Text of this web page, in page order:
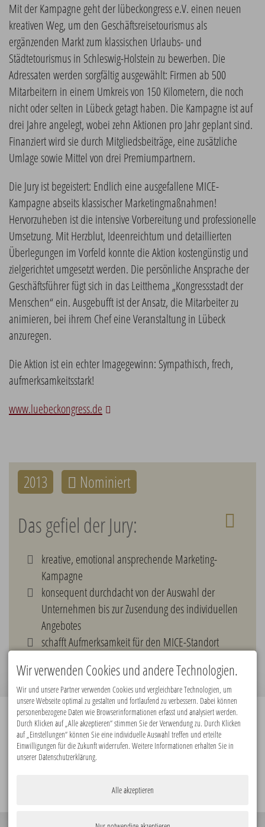
Mit der Kampagne geht der lübeckongress e.V. einen neuen
kreativen Weg, um den Geschäftsreisetourismus als
ergänzenden Markt zum klassischen Urlaubs- und
Städtetourismus in Schleswig-Holstein zu bewerben. Die
Adressaten werden sorgfältig ausgewählt: Firmen ab 500
Mitarbeitern in einem Umkreis von 150 Kilometern, die noch
nicht oder selten in Lübeck getagt haben. Die Kampagne ist auf
drei Jahre angelegt, wobei zehn Aktionen pro Jahr geplant sind.
Finanziert wird sie durch Mitgliedsbeiträge, eine zusätzliche
Umlage sowie Mittel von drei Premiumpartnern.
Die Jury ist begeistert: Endlich eine ausgefallene MICE-
Kampagne abseits klassischer Marketingmaßnahmen!
Hervorzuheben ist die intensive Vorbereitung und professionelle
Umsetzung. Mit Herzblut, Ideenreichtum und detaillierten
Überlegungen im Vorfeld konnte die Aktion kostengünstig und
zielgerichtet umgesetzt werden. Die persönliche Ansprache der
Geschäftsführer fügt sich in das Leitthema „Kongressstadt der
Menschen“ ein. Ausgebufft ist der Ansatz, die Mitarbeiter zu
animieren, bei ihrem Chef eine Veranstaltung in Lübeck
anzuregen.
Die Aktion ist ein echter Imagegewinn: Sympathisch, frech,
aufmerksamkeitsstark!
www.luebeckongress.de
2013 Nominiert
Das gefiel der Jury:
kreative, emotional ansprechende Marketing-
Kampagne
konsequent durchdacht von der Auswahl der
Unternehmen bis zur Zusendung des individuellen
Angebotes
schafft Aufmerksamkeit für den MICE-Standort
Premiumpartner:
Wir verwenden Cookies und andere Technologien.
Wir und unsere Partner verwenden Cookies und vergleichbare Technologien, um
unsere Webseite optimal zu gestalten und fortlaufend zu verbessern. Dabei können
personenbezogene Daten wie Browserinformationen erfasst und analysiert werden.
Durch Klicken auf „Alle akzeptieren“ stimmen Sie der Verwendung zu. Durch Klicken
auf „Einstellungen“ können Sie eine individuelle Auswahl treffen und erteilte
Einwilligungen für die Zukunft widerrufen. Weitere Informationen erhalten Sie in
unserer Datenschutzerklärung.
Alle akzeptieren